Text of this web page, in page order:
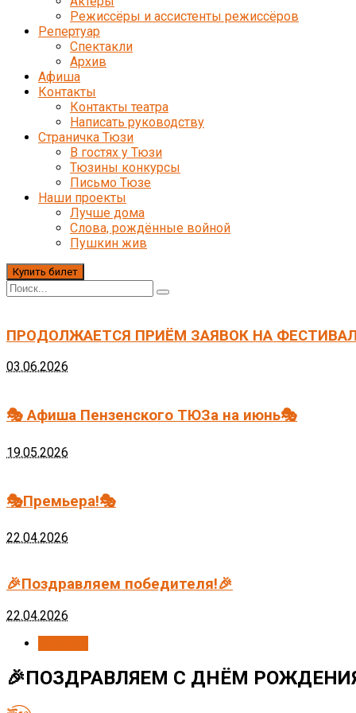
Режиссёры и ассистенты режиссёров
Репертуар
Спектакли
Архив
Афиша
Контакты
Контакты театра
Написать руководству
Страничка Тюзи
В гостях у Тюзи
Тюзины конкурсы
Письмо Тюзе
Наши проекты
Лучше дома
Слова, рождённые войной
Пушкин жив
Купить билет
ПРОДОЛЖАЕТСЯ ПРИЁМ ЗАЯВОК НА
03.06.2026
🎭 Афиша Пензенского ТЮЗа на июнь🎭
19.05.2026
🎭Премьера!🎭
22.04.2026
🎉Поздравляем победителя!🎉
22.04.2026
🎉ПОЗДРАВЛЯЕМ С ДНЁМ